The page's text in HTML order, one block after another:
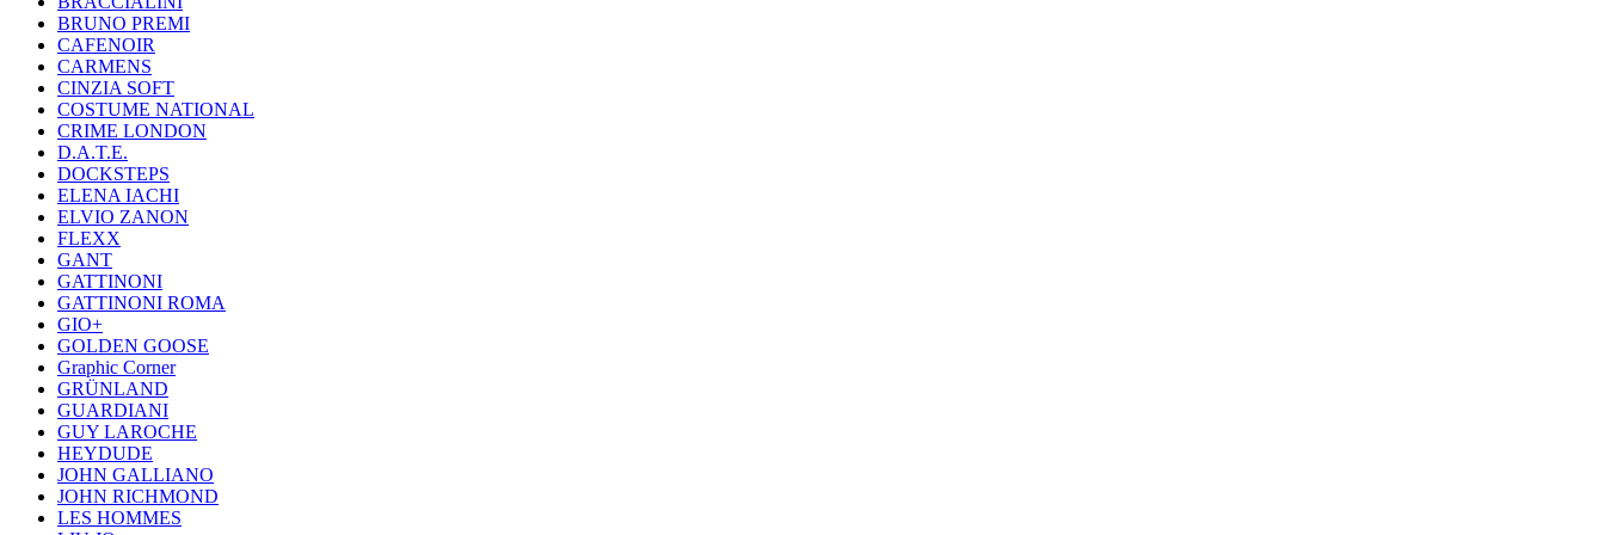
BRUNO PREMI
CAFENOIR
CARMENS
CINZIA SOFT
COSTUME NATIONAL
CRIME LONDON
D.A.T.E.
DOCKSTEPS
ELENA IACHI
ELVIO ZANON
FLEXX
GANT
GATTINONI
GATTINONI ROMA
GIO+
GOLDEN GOOSE
Graphic Corner
GRÜNLAND
GUARDIANI
GUY LAROCHE
HEYDUDE
JOHN GALLIANO
JOHN RICHMOND
LES HOMMES